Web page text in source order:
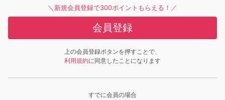
＼新規会員登録で300ポイントもらえる！／
会員登録
上の会員登録ボタンを押すことで、
利用規約に同意したことになります
すでに会員の場合